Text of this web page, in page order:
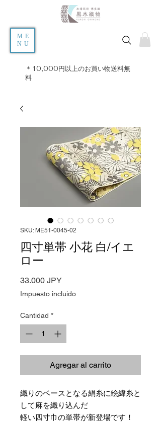
ME
NU
＊10,000円以上のお買い物送料無
料
SKU: ME51-0045-02
四寸単帯 小花 白/イエ
ロー
33.000 JPYPrecio
Impuesto incluido
Cantidad *
Agregar al carrito
織りのベースとなる絹糸に絵緯糸と
して麻を織り込んだ
軽い四寸巾の単帯が新登場です！